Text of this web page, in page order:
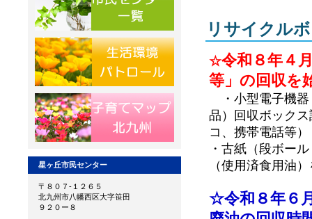
リサイクル
☆令和８年４
等」の回収を
・小型電子機器
品）回収ボック
コ、携帯電話等）
・古紙（段ボー
（使用済食用油
☆令和８年６
星ヶ丘市民センター
〒８０７-１２６５
北九州市八幡西区大字笹田
９２０ー８